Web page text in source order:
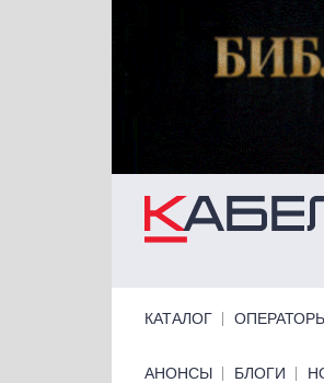
КАТАЛОГ
Primary links bottom
АНОНСЫ БЛОГИ